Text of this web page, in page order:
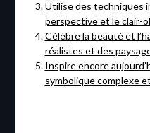
Utilise des techniques
perspective et le clair-
Célèbre la beauté et
réalistes et des
Inspire encore
symbolique complexe